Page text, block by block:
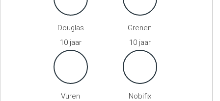
Douglas
10 jaar
Grenen
10 jaar
Vuren
Nobifix